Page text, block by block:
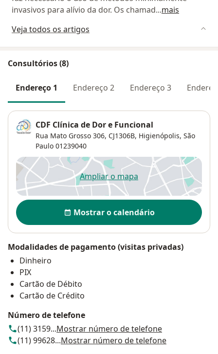
invasivos para alívio da dor. Os chamad...mais
Veja todos os artigos
Consultórios (8)
Endereço 1 Endereço 2 Endereço 3
CDF Clínica de Dor e Funcional
Rua Mato Grosso 306, CJ1306B, Higienópolis, São
Paulo 01239040
Ampliar o mapaabre num novo separador
Disponibilidade
Mostrar o calendário
Modalidades de pagamento (visitas privadas)
Dinheiro
PIX
Cartão de Débito
Cartão de Crédito
Número de telefone
(11) 3159...Mostrar número de telefone
(11) 99628...Mostrar número de telefone